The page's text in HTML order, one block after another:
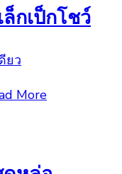
กเป็กโชว์
More